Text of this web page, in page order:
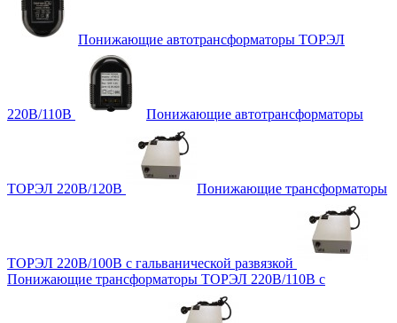
Понижающие автотрансформаторы ТОРЭЛ
220В/110В Понижающие автотрансформаторы
ТОРЭЛ 220В/120В Понижающие трансформаторы
ТОРЭЛ 220В/100В с гальванической развязкой
Понижающие трансформаторы ТОРЭЛ 220В/110В с